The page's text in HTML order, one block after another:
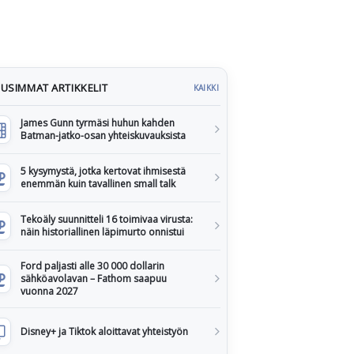
ARTIKKELIT KAIKKI
James Gunn tyrmäsi huhun kahden
Batman-jatko-osan yhteiskuvauksista
5 kysymystä, jotka kertovat ihmisestä
enemmän kuin tavallinen small talk
Tekoäly suunnitteli 16 toimivaa virusta:
näin historiallinen läpimurto onnistui
Ford paljasti alle 30 000 dollarin
sähköavolavan – Fathom saapuu
vuonna 2027
Disney+ ja Tiktok aloittavat yhteistyön